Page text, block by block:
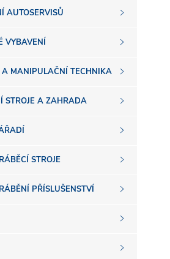
AUTOSERVISŮ
VYBAVENÍ
MANIPULAČNÍ TECHNIKA
STROJE A ZAHRADA
STROJE
PŘÍSLUŠENSTVÍ